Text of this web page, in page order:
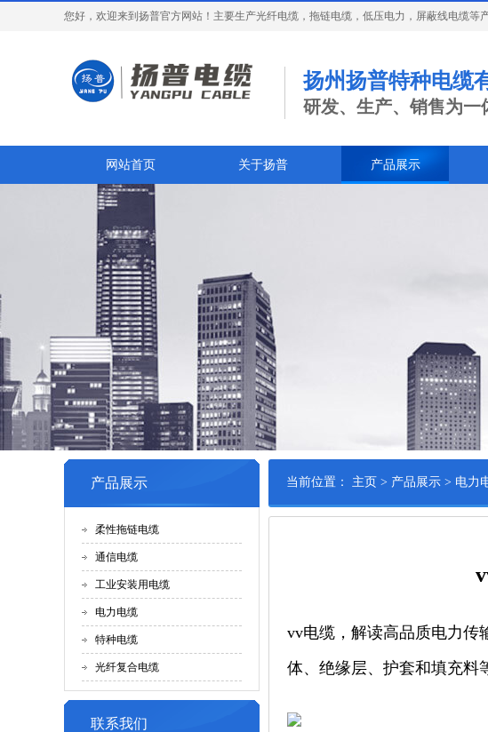
您好，欢迎来到扬普官方网站！主要生产光纤电缆，拖链电缆，低压电力，屏蔽线电缆等产
扬州扬普特种电缆
研发、生产、销售为一
网站首页 关于扬普 产品展示
产品展示
柔性拖链电缆
通信电缆
工业安装用电缆
电力电缆
特种电缆
光纤复合电缆
联系我们
当前位置： 主页 > 产品展示 > 电力
vv电缆，解读高品质电力传
体、绝缘层、护套和填充料